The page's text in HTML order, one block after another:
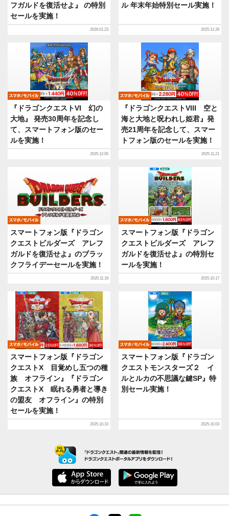
フガルドを復活せよ』 の特別
セールを実施！
2026.01.23
ル 年末年始特別セール実施！
2025.12.26
モバイル
『ドラゴンクエストVI 幻の
大地』 発売30周年を記念し
て、スマートフォン版のセー
ルを実施！
2025.12.05
モバイル
『ドラゴンクエストVIII 空と
海と大地と呪われし姫君』発
売21周年を記念して、スマー
トフォン版のセールを実施！
2025.11.21
スマートフォン版『ドラゴン
クエストビルダーズ アレフ
ガルドを復活せよ』のブラッ
クフライデーセールを実施！
2025.11.18
モバイル
スマートフォン版『ドラゴン
クエストビルダーズ アレフ
ガルドを復活せよ』の特別セ
ールを実施！
2025.10.17
モバイル
スマートフォン版『ドラゴン
クエストX 目覚めし五つの種
族 オフライン』『ドラゴン
クエストX 眠れる勇者と導き
の盟友 オフライン』の特別
セールを実施！
2025.10.10
モバイル
スマートフォン版『ドラゴン
クエストモンスターズ２ イ
ルとルカの不思議な鍵SP』特
別セール実施！
2025.10.03